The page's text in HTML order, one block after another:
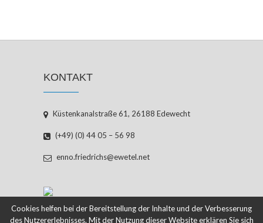
KONTAKT
Küstenkanalstraße 61, 26188 Edewecht
(+49) (0) 44 05 – 56 98
enno.friedrichs@ewetel.net
Cookies helfen bei der Bereitstellung der Inhalte und der Verbesserung
des Nutzererlebnisses. Mit der Nutzung dieser Website erklären Sie sich